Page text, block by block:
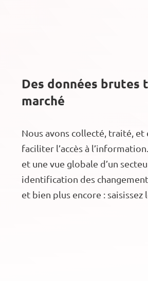
Des données brutes
marché
Nous avons collecté, traité,
faciliter l’accès à
et une vue globale d’un
identification des
et bien plus encore :